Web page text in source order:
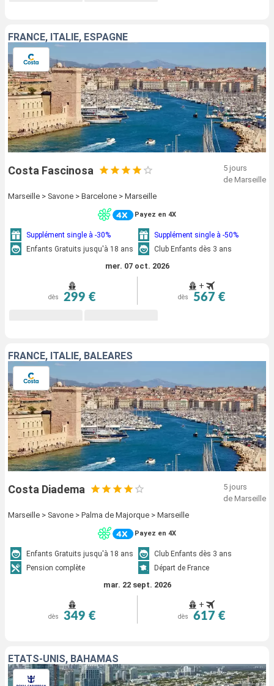
FRANCE, ITALIE, ESPAGNE
Costa Fascinosa
5 jours
de Marseille
Marseille > Savone > Barcelone > Marseille
Payez en 4X
Supplément single à -30%
Supplément single à -50%
Enfants Gratuits jusqu'à 18 ans
Club Enfants dès 3 ans
mer. 07 oct. 2026
dès 299 €
+
dès 567 €
FRANCE, ITALIE, BALÉARES
Costa Diadema
5 jours
de Marseille
Marseille > Savone > Palma de Majorque > Marseille
Payez en 4X
Enfants Gratuits jusqu'à 18 ans
Club Enfants dès 3 ans
Pension complète
Départ de France
mar. 22 sept. 2026
dès 349 €
+
dès 617 €
ÉTATS-UNIS, BAHAMAS